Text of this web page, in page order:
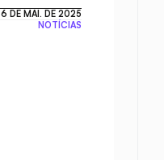
6 DE MAI. DE 2025
NOTÍCIAS